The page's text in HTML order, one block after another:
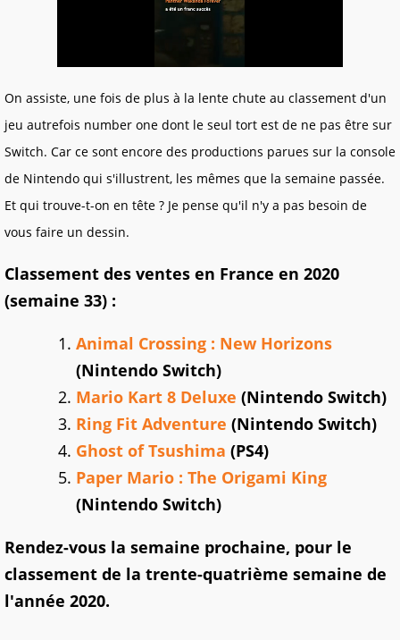
On assiste, une fois de plus à la lente chute au classement d'un
jeu autrefois number one dont le seul tort est de ne pas être sur
Switch. Car ce sont encore des productions parues sur la console
de Nintendo qui s'illustrent, les mêmes que la semaine passée.
Et qui trouve-t-on en tête ? Je pense qu'il n'y a pas besoin de
vous faire un dessin.
Classement des ventes en France en 2020
(semaine 33) :
Animal Crossing : New Horizons
(Nintendo Switch)
Mario Kart 8 Deluxe (Nintendo Switch)
Ring Fit Adventure (Nintendo Switch)
Ghost of Tsushima (PS4)
Paper Mario : The Origami King
(Nintendo Switch)
Rendez-vous la semaine prochaine, pour le
classement de la trente-quatrième semaine de
l'année 2020.